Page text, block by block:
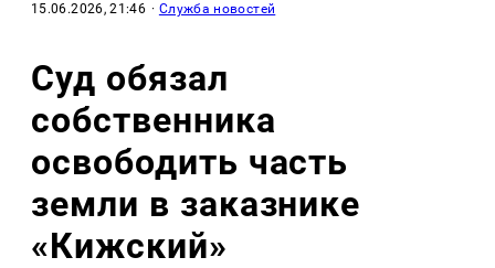
15.06.2026, 21:46 · Служба новостей
Суд обязал
собственника
освободить часть
земли в заказнике
«Кижский»